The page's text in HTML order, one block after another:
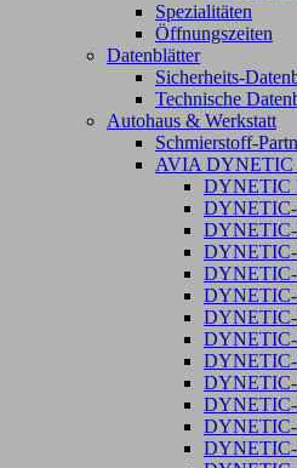
Spezialitäten
Öffnungszeiten
Datenblätter
Sicherheits-
Technische
Autohaus & Werkstatt
Schmierstoff-
AVIA DYNETIC
DYNETIC
DYNETIC-
DYNETIC-